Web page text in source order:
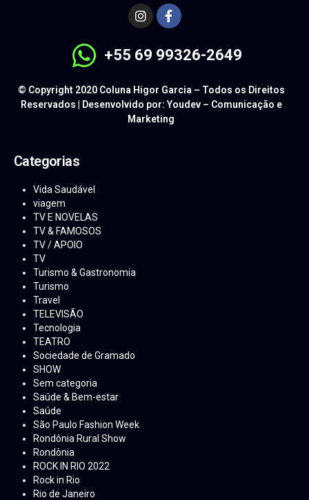
+55 69 99326-2649
© Copyright 2020 Coluna Higor Garcia – Todos os Direitos
Reservados | Desenvolvido por: Youdev – Comunicação e
Marketing
Categorias
Vida Saudável
viagem
TV E NOVELAS
TV & FAMOSOS
TV / APOIO
TV
Turismo & Gastronomia
Turismo
Travel
TELEVISÃO
Tecnologia
TEATRO
Sociedade de Gramado
SHOW
Sem categoria
Saúde & Bem-estar
Saúde
São Paulo Fashion Week
Rondônia Rural Show
Rondônia
ROCK IN RIO 2022
Rock in Rio
Rio de Janeiro